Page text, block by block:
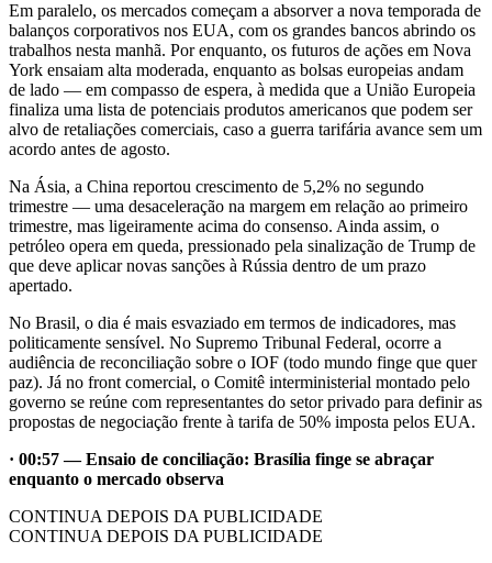
Em paralelo, os mercados começam a absorver a nova temporada de
balanços corporativos nos EUA, com os grandes bancos abrindo os
trabalhos nesta manhã. Por enquanto, os futuros de ações em Nova
York ensaiam alta moderada, enquanto as bolsas europeias andam
de lado — em compasso de espera, à medida que a União Europeia
finaliza uma lista de potenciais produtos americanos que podem ser
alvo de retaliações comerciais, caso a guerra tarifária avance sem um
acordo antes de agosto.
Na Ásia, a China reportou crescimento de 5,2% no segundo
trimestre — uma desaceleração na margem em relação ao primeiro
trimestre, mas ligeiramente acima do consenso. Ainda assim, o
petróleo opera em queda, pressionado pela sinalização de Trump de
que deve aplicar novas sanções à Rússia dentro de um prazo
apertado.
No Brasil, o dia é mais esvaziado em termos de indicadores, mas
politicamente sensível. No Supremo Tribunal Federal, ocorre a
audiência de reconciliação sobre o IOF (todo mundo finge que quer
paz). Já no front comercial, o Comitê interministerial montado pelo
governo se reúne com representantes do setor privado para definir as
propostas de negociação frente à tarifa de 50% imposta pelos EUA.
· 00:57 — Ensaio de conciliação: Brasília finge se abraçar
enquanto o mercado observa
CONTINUA DEPOIS DA PUBLICIDADE
CONTINUA DEPOIS DA PUBLICIDADE